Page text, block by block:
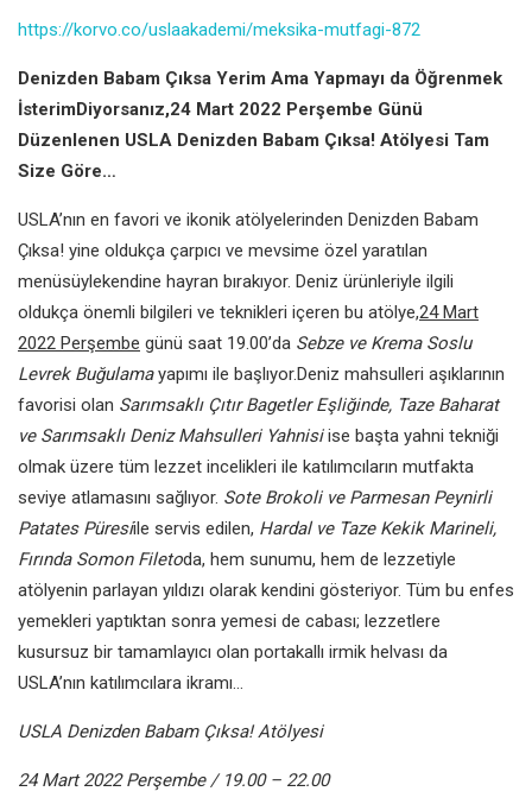
https://korvo.co/uslaakademi/meksika-mutfagi-872
Denizden Babam Çıksa Yerim Ama Yapmayı da Öğrenmek
İsterimDiyorsanız,24 Mart 2022 Perşembe Günü
Düzenlenen USLA Denizden Babam Çıksa! Atölyesi Tam
Size Göre…
USLA’nın en favori ve ikonik atölyelerinden Denizden Babam
Çıksa! yine oldukça çarpıcı ve mevsime özel yaratılan
menüsüylekendine hayran bırakıyor. Deniz ürünleriyle ilgili
oldukça önemli bilgileri ve teknikleri içeren bu atölye,24 Mart
2022 Perşembe günü saat 19.00’da Sebze ve Krema Soslu
Levrek Buğulamayapımı ile başlıyor.Deniz mahsulleri aşıklarının
favorisi olan Sarımsaklı Çıtır Bagetler Eşliğinde, Taze Baharat
ve Sarımsaklı Deniz Mahsulleri Yahnisiise başta yahni tekniği
olmak üzere tüm lezzet incelikleri ile katılımcıların mutfakta
seviye atlamasını sağlıyor. Sote Brokoli ve Parmesan Peynirli
Patates Püresiile servis edilen, Hardal ve Taze Kekik Marineli,
Fırında Somon Filetoda, hem sunumu, hem de lezzetiyle
atölyenin parlayan yıldızı olarak kendini gösteriyor. Tüm bu enfes
yemekleri yaptıktan sonra yemesi de cabası; lezzetlere
kusursuz bir tamamlayıcı olan portakallı irmik helvası da
USLA’nın katılımcılara ikramı…
USLA Denizden Babam Çıksa! Atölyesi
24 Mart 2022 Perşembe / 19.00 – 22.00